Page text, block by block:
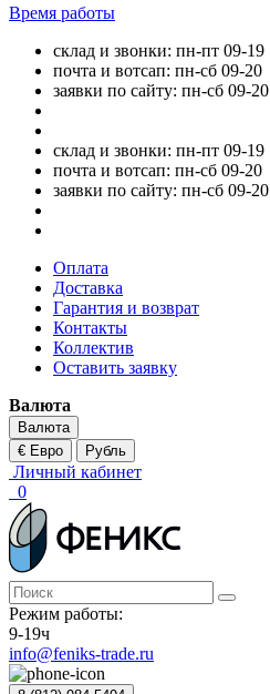
Время работы
склад и звонки: пн-пт 09-19
почта и вотсап: пн-сб 09-20
заявки по сайту: пн-сб 09-20
склад и звонки: пн-пт 09-19
почта и вотсап: пн-сб 09-20
заявки по сайту: пн-сб 09-20
Оплата
Доставка
Гарантия и возврат
Контакты
Коллектив
Оставить заявку
Валюта
Валюта
€ Евро
Рубль
Личный кабинет
0
Режим работы:
9-19ч
info@feniks-trade.ru